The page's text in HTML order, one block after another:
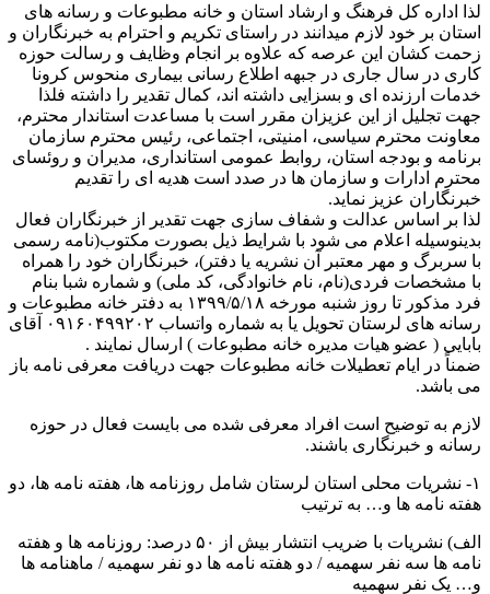
لذا اداره کل فرهنگ و ارشاد استان و خانه مطبوعات و رسانه های
استان بر خود لازم میدانند در راستای تکریم و احترام به خبرنگاران و
زحمت کشان این عرصه که علاوه بر انجام وظایف و رسالت حوزه
کاری در سال جاری در جبهه اطلاع رسانی بیماری منحوس کرونا
خدمات ارزنده ای و بسزایی داشته اند، کمال تقدیر را داشته فلذا
جهت تجلیل از این عزیزان مقرر است با مساعدت استاندار محترم،
معاونت محترم سیاسی، امنیتی، اجتماعی، رئیس محترم سازمان
برنامه و بودجه استان، روابط عمومی استانداری، مدیران و روئسای
محترم ادارات و سازمان ها در صدد است هدیه ای را تقدیم
خبرنگاران عزیز نماید.
لذا بر اساس عدالت و شفاف سازی جهت تقدیر از خبرنگاران فعال
بدینوسیله اعلام می شود با شرایط ذیل بصورت مکتوب(نامه رسمی
با سربرگ و مهر معتبر آن نشریه یا دفتر)، خبرنگاران خود را همراه
با مشخصات فردی(نام، نام خانوادگی، کد ملی) و شماره شبا بنام
فرد مذکور تا روز شنبه مورخه ۱۳۹۹/۵/۱۸ به دفتر خانه مطبوعات و
رسانه های لرستان تحویل یا به شماره واتساب ۰۹۱۶۰۴۹۹۲۰۲ آقای
بابایی ( عضو هیات مدیره خانه مطبوعات ) ارسال نمایند .
ضمناً در ایام تعطیلات خانه مطبوعات جهت دریافت معرفی نامه باز
می باشد.
لازم به توضیح است افراد معرفی شده می بایست فعال در حوزه
رسانه و خبرنگاری باشند.
۱- نشریات محلی استان لرستان شامل روزنامه ها، هفته نامه ها، دو
هفته نامه ها و… به ترتیب
الف) نشریات با ضریب انتشار بیش از ۵۰ درصد: روزنامه ها و هفته
نامه ها سه نفر سهمیه / دو هفته نامه ها دو نفر سهمیه / ماهنامه ها
و… یک نفر سهمیه